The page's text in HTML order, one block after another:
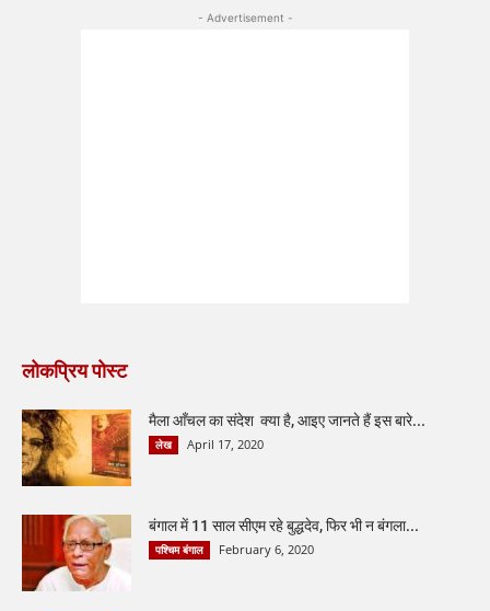
- Advertisement -
लोकप्रिय पोस्ट
मैला आँचल का संदेश क्या है, आइए जानते हैं इस बारे...
लेख April 17, 2020
बंगाल में 11 साल सीएम रहे बुद्धदेव, फिर भी न बंगला...
पश्चिम बंगाल February 6, 2020